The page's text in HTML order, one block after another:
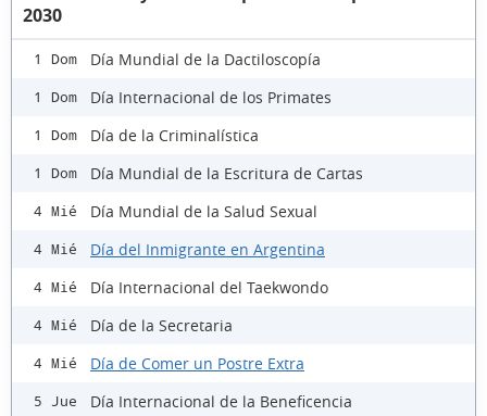
2030
1 Dom Día Mundial de la Dactiloscopía
1 Dom Día Internacional de los Primates
1 Dom Día de la Criminalística
1 Dom Día Mundial de la Escritura de Cartas
4 Mié Día Mundial de la Salud Sexual
4 Mié Día del Inmigrante en Argentina
4 Mié Día Internacional del Taekwondo
4 Mié Día de la Secretaria
4 Mié Día de Comer un Postre Extra
5 Jue Día Internacional de la Beneficencia